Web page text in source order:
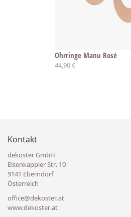
Ohrringe Manu Rosé
44,90 €
Kontakt
dekoster GmbH
Eisenkappler Str. 10
9141 Eberndorf
Österreich
office@dekoster.at
www.dekoster.at